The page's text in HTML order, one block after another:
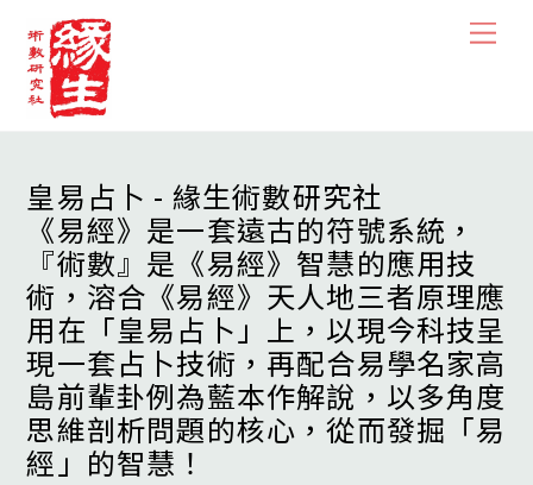
content
皇易占卜 - 緣生術數研究社
《易經》是一套遠古的符號系統，
『術數』是《易經》智慧的應用技
術，溶合《易經》天人地三者原理應
用在「皇易占卜」上，以現今科技呈
現一套占卜技術，再配合易學名家高
島前輩卦例為藍本作解說，以多角度
思維剖析問題的核心，從而發掘「易
經」的智慧！